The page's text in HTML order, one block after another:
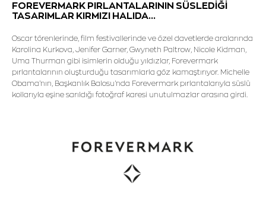
FOREVERMARK PIRLANTALARININ SÜSLEDİĞİ
TASARIMLAR KIRMIZI HALIDA...
Oscar törenlerinde, film festivallerinde ve özel davetlerde aralarında
Karolina Kurkova, Jenifer Garner, Gwyneth Paltrow, Nicole Kidman,
Uma Thurman gibi isimlerin olduğu yıldızlar, Forevermark
pırlantalarının oluşturduğu tasarımlarla göz kamaştırıyor. Michelle
Obama'nın, Başkanlık Balosu'nda Forevermark pırlantalarıyla süslü
kollarıyla eşine sarıldığı fotoğraf karesi unutulmazlar arasına girdi.